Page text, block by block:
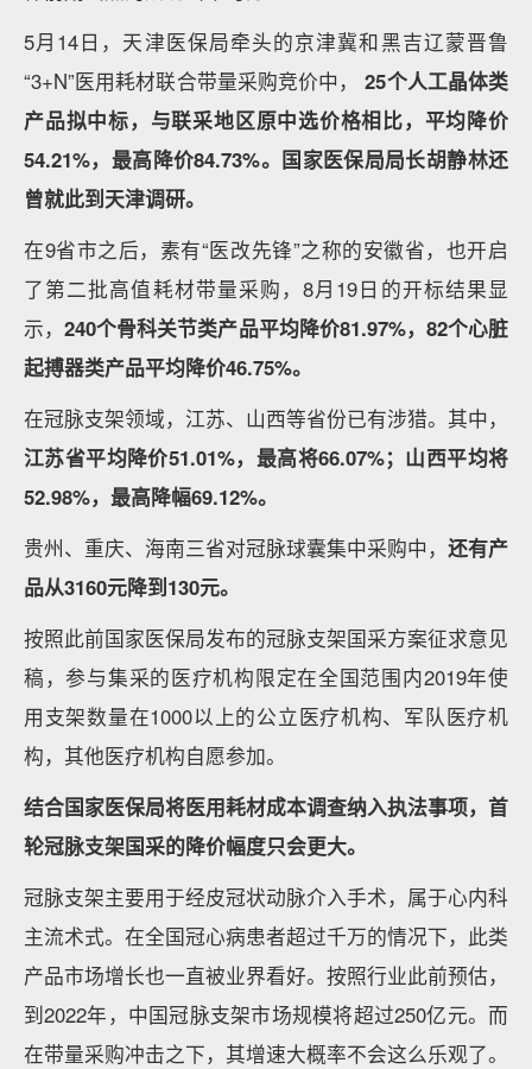
5月14日，天津医保局牵头的京津冀和黑吉辽蒙晋鲁
“3+N”医用耗材联合带量采购竞价中，25个人工晶体类
产品拟中标，与联采地区原中选价格相比，平均降价
54.21%，最高降价84.73%。国家医保局局长胡静林还
曾就此到天津调研。
在9省市之后，素有“医改先锋”之称的安徽省，也开启
了第二批高值耗材带量采购，8月19日的开标结果显
示，240个骨科关节类产品平均降价81.97%，82个心脏
起搏器类产品平均降价46.75%。
在冠脉支架领域，江苏、山西等省份已有涉猎。其中，
江苏省平均降价51.01%，最高将66.07%；山西平均将
52.98%，最高降幅69.12%。
贵州、重庆、海南三省对冠脉球囊集中采购中， 还有产
品从3160元降到130元。
按照此前国家医保局发布的冠脉支架国采方案征求意见
稿，参与集采的医疗机构限定在全国范围内2019年使
用支架数量在1000以上的公立医疗机构、军队医疗机
构，其他医疗机构自愿参加。
结合国家医保局将医用耗材成本调查纳入执法事项，首
轮冠脉支架国采的降价幅度只会更大。
冠脉支架主要用于经皮冠状动脉介入手术，属于心内科
主流术式。在全国冠心病患者超过千万的情况下，此类
产品市场增长也一直被业界看好。按照行业此前预估，
到2022年，中国冠脉支架市场规模将超过250亿元。而
在带量采购冲击之下，其增速大概率不会这么乐观了。